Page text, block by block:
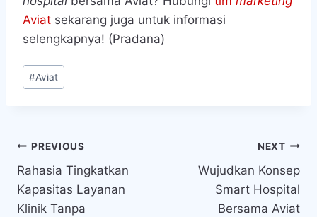
Aviat sekarang juga untuk informasi
selengkapnya! (Pradana)
Post
Tags:
#Aviat
Navigasi
pos
PREVIOUS
Rahasia Tingkatkan
Kapasitas Layanan
Klinik Tanpa
NEXT
Wujudkan Konsep
Smart Hospital
Bersama Aviat